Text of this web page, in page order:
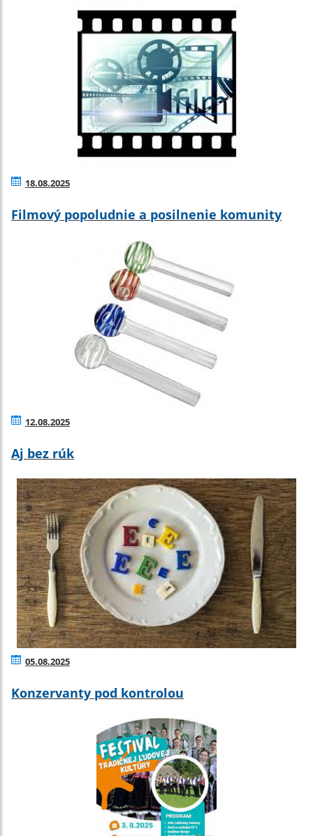
18.08.2025
Filmový popoludnie a posilnenie komunity
12.08.2025
Aj bez rúk
05.08.2025
Konzervanty pod kontrolou